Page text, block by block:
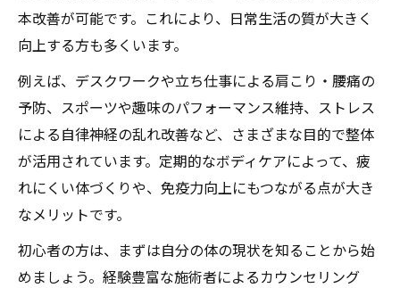
本改善が可能です。これにより、日常生活の質が大きく
向上する方も多くいます。
例えば、デスクワークや立ち仕事による肩こり・腰痛の
予防、スポーツや趣味のパフォーマンス維持、ストレス
による自律神経の乱れ改善など、さまざまな目的で整体
が活用されています。定期的なボディケアによって、疲
れにくい体づくりや、免疫力向上にもつながる点が大き
なメリットです。
初心者の方は、まずは自分の体の現状を知ることから始
めましょう。経験豊富な施術者によるカウンセリング